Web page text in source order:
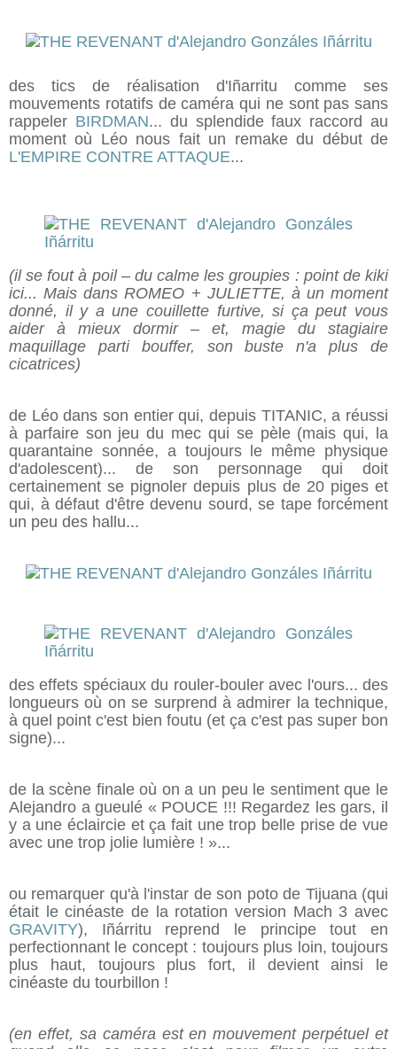
des tics de réalisation d'Iñarritu comme ses
mouvements rotatifs de caméra qui ne sont pas sans
rappeler BIRDMAN... du splendide faux raccord au
moment où Léo nous fait un remake du début de
L'EMPIRE CONTRE ATTAQUE...
(il se fout à poil – du calme les groupies : point de kiki
ici... Mais dans ROMEO + JULIETTE, à un moment
donné, il y a une couillette furtive, si ça peut vous
aider à mieux dormir – et, magie du stagiaire
maquillage parti bouffer, son buste n'a plus de
cicatrices)
de Léo dans son entier qui, depuis TITANIC, a réussi
à parfaire son jeu du mec qui se pèle (mais qui, la
quarantaine sonnée, a toujours le même physique
d'adolescent)... de son personnage qui doit
certainement se pignoler depuis plus de 20 piges et
qui, à défaut d'être devenu sourd, se tape forcément
un peu des hallu...
des effets spéciaux du rouler-bouler avec l'ours... des
longueurs où on se surprend à admirer la technique,
à quel point c'est bien foutu (et ça c'est pas super bon
signe)...
de la scène finale où on a un peu le sentiment que le
Alejandro a gueulé « POUCE !!! Regardez les gars, il
y a une éclaircie et ça fait une trop belle prise de vue
avec une trop jolie lumière ! »...
ou remarquer qu'à l'instar de son poto de Tijuana (qui
était le cinéaste de la rotation version Mach 3 avec
GRAVITY), Iñárritu reprend le principe tout en
perfectionnant le concept : toujours plus loin, toujours
plus haut, toujours plus fort, il devient ainsi le
cinéaste du tourbillon !
(en effet, sa caméra est en mouvement perpétuel et